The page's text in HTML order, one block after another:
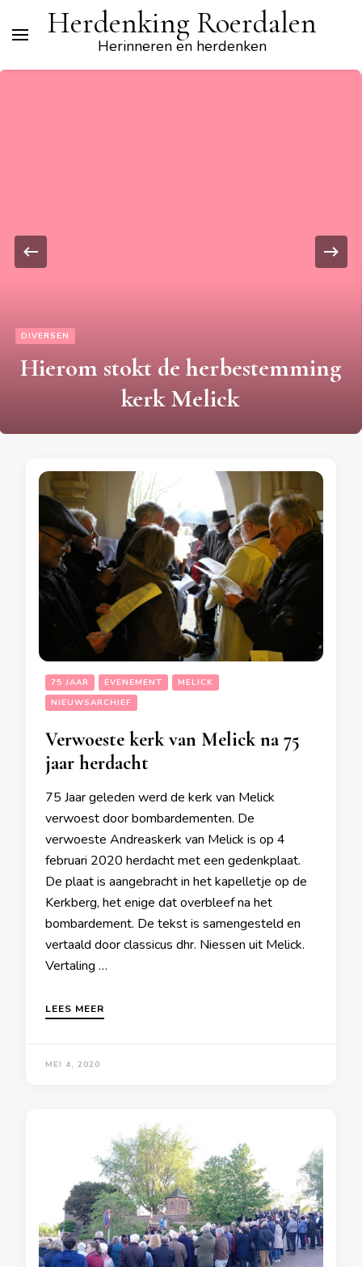
Herdenking Roerdalen
Herinneren en herdenken
DIVERSEN
Hierom stokt de herbestemming
kerk Melick
75 JAAR EVENEMENT
MELICK
NIEUWSARCHIEF
Verwoeste kerk van Melick na 75
jaar herdacht
75 Jaar geleden werd de kerk van Melick
verwoest door bombardementen. De
verwoeste Andreaskerk van Melick is op 4
februari 2020 herdacht met een gedenkplaat.
De plaat is aangebracht in het kapelletje op de
Kerkberg, het enige dat overbleef na het
bombardement. De tekst is samengesteld en
vertaald door classicus dhr. Niessen uit Melick.
Vertaling …
LEES MEER
MEI 4, 2020